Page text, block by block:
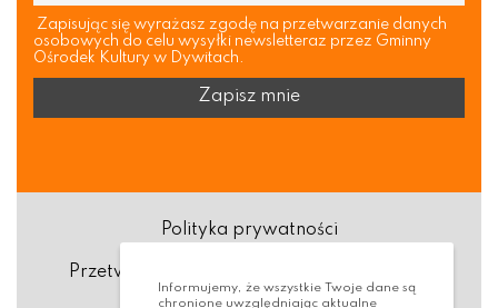
Zapisując się wyrażasz zgodę na przetwarzanie danych
osobowych do celu wysyłki newsletteraz przez Gminny
Ośrodek Kultury w Dywitach.
Polityka prywatności
Przetwarzanie danych osobowych (RODO)
Informujemy, że wszystkie Twoje dane są
chronione uwzględniając aktualne